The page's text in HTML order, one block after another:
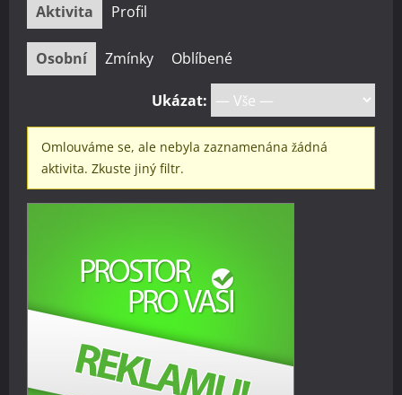
Aktivita Profil
Osobní Zmínky Oblíbené
Ukázat:
Omlouváme se, ale nebyla zaznamenána žádná
aktivita. Zkuste jiný filtr.